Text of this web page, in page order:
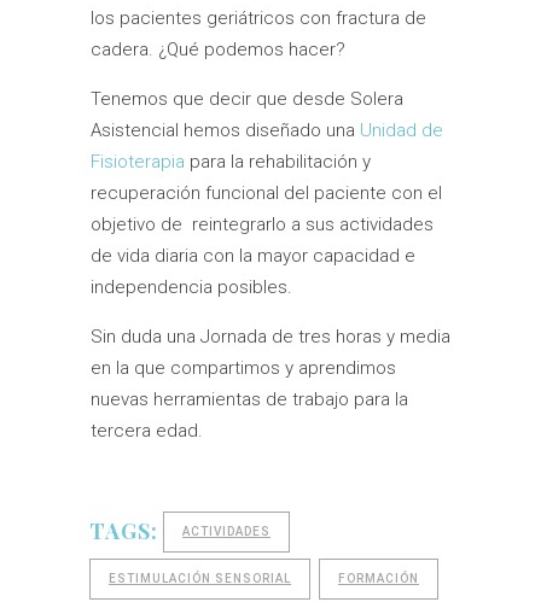
los pacientes geriátricos con fractura de
cadera. ¿Qué podemos hacer?
Tenemos que decir que desde Solera
Asistencial hemos diseñado una Unidad de
Fisioterapia para la rehabilitación y
recuperación funcional del paciente con el
objetivo de reintegrarlo a sus actividades
de vida diaria con la mayor capacidad e
independencia posibles.
Sin duda una Jornada de tres horas y media
en la que compartimos y aprendimos
nuevas herramientas de trabajo para la
tercera edad.
TAGS: ACTIVIDADES
ESTIMULACIÓN SENSORIAL FORMACIÓN